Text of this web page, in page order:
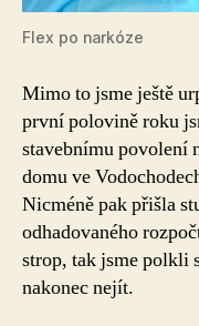
Flex po narkóze
Mimo to jsme ještě
první polovině roku
stavebnímu povolení
domu ve
Nicméně pak přišla
odhadovaného
strop, tak jsme polkli
nakonec nejít.